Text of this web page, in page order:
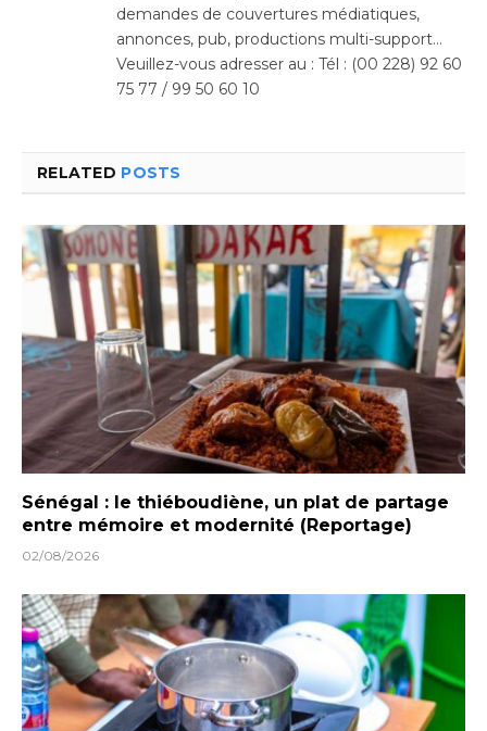
demandes de couvertures médiatiques,
annonces, pub, productions multi-support…
Veuillez-vous adresser au : Tél : (00 228) 92 60
75 77 / 99 50 60 10
RELATED POSTS
Sénégal : le thiéboudiène, un plat de partage
entre mémoire et modernité (Reportage)
02/08/2026